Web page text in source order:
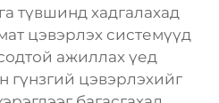
түвшинд хадгалахад
цэвэрлэх системүүд
ажиллах үед
гүнзгий цэвэрлэхийг